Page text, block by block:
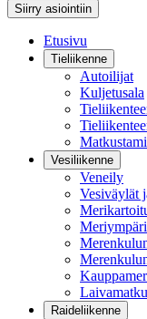
Siirry asiointiin
Etusivu
Tieliikenne
Autoilijat
Kuljetusala
Vesiliikenne
Veneily
Vesiväylät
Raideliikenne